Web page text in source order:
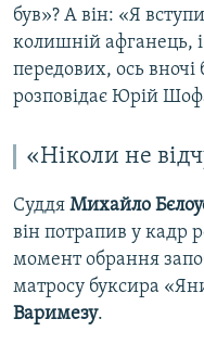
був»? А він: «Я
колишній афганець,
передових, ось вночі
розповідає Юрій
«Ніколи не
Суддя Михайло
він потрапив у кадр
момент обрання
матросу буксира
Варимезу.